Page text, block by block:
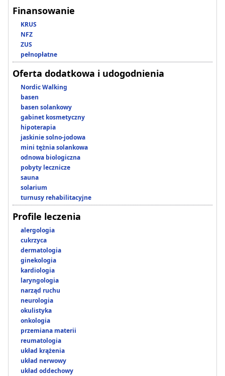
Finansowanie
KRUS
NFZ
ZUS
pełnopłatne
Oferta dodatkowa i udogodnienia
Nordic Walking
basen
basen solankowy
gabinet kosmetyczny
hipoterapia
jaskinie solno-jodowa
mini tężnia solankowa
odnowa biologiczna
pobyty lecznicze
sauna
solarium
turnusy rehabilitacyjne
Profile leczenia
alergologia
cukrzyca
dermatologia
ginekologia
kardiologia
laryngologia
narząd ruchu
neurologia
okulistyka
onkologia
przemiana materii
reumatologia
układ krążenia
układ nerwowy
układ oddechowy